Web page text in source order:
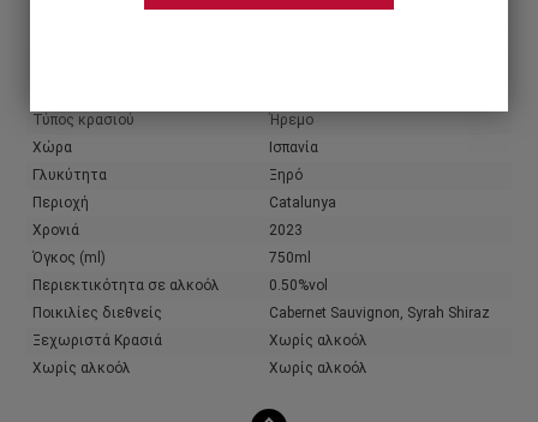
Τύπος κρασιού
Ήρεμο
Χώρα
Ισπανία
Γλυκύτητα
Ξηρό
Περιοχή
Catalunya
Χρονιά
2023
Όγκος (ml)
750ml
Περιεκτικότητα σε αλκοόλ
0.50%vol
Ποικιλίες διεθνείς
Cabernet Sauvignon, Syrah Shiraz
Ξεχωριστά Κρασιά
Χωρίς αλκοόλ
Χωρίς αλκοόλ
Χωρίς αλκοόλ